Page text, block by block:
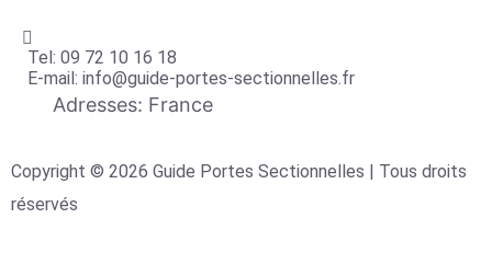
Tel: 09 72 10 16 18
E-mail: info@guide-portes-sectionnelles.fr
Adresses: France
Copyright © 2026 Guide Portes Sectionnelles | Tous droits
réservés